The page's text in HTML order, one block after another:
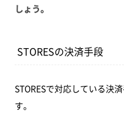
しょう。
STORESの決済手段
STORESで対応している決
す。